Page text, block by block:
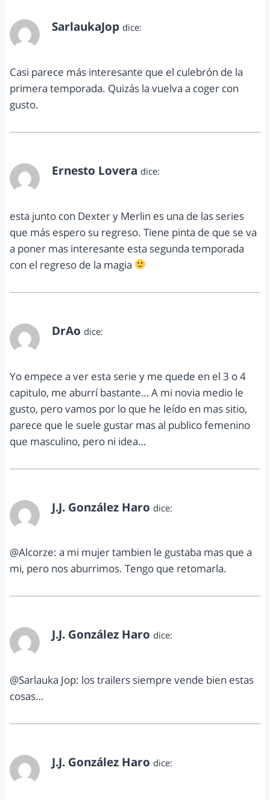
SarlaukaJop dice:
Casi parece más interesante que el culebrón de la
primera temporada. Quizás la vuelva a coger con
gusto.
Ernesto Lovera dice:
esta junto con Dexter y Merlin es una de las series
que más espero su regreso. Tiene pinta de que se va
a poner mas interesante esta segunda temporada
con el regreso de la magia
DrAo dice:
Yo empece a ver esta serie y me quede en el 3 o 4
capitulo, me aburrí bastante… A mi novia medio le
gusto, pero vamos por lo que he leído en mas sitio,
parece que le suele gustar mas al publico femenino
que masculino, pero ni idea…
J.J. González Haro dice:
@Alcorze: a mi mujer tambien le gustaba mas que a
mi, pero nos aburrimos. Tengo que retomarla.
J.J. González Haro dice:
@Sarlauka Jop: los trailers siempre vende bien estas
cosas…
J.J. González Haro dice: